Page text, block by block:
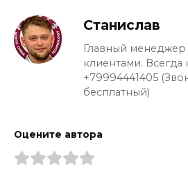
Станислав
Главный менеджер
клиентами. Всегда
+79994441405
бесплатный)
Оцените автора